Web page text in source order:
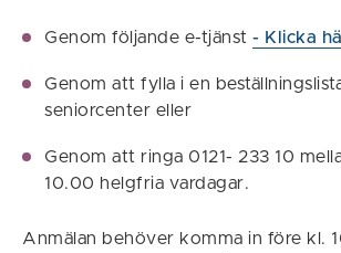
Genom följande e-tjänst - Klicka
Genom att fylla i en
seniorcenter eller
Genom att ringa 0121- 233 10
10.00 helgfria vardagar.
Anmälan behöver komma in före kl.